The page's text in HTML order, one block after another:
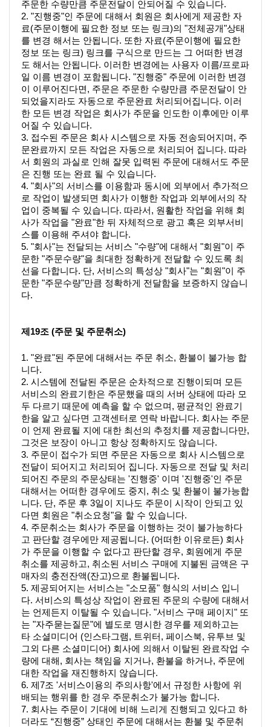
주문한 수량만큼 주문전달이 안되어질 수 있습니다.
2. "진행중"인 주문에 대해서 회원은 회사에게 제공한 자
료(주문이행에 필요한 정보 또는 링크)의 "전체공개"상태
를 변경 해서는 안됩니다. 또한 자료(주문이행에 필요한
정보 또는 링크) 링크를 구식으로 만드는 그 어떠한 변경
도 해서는 안됩니다. 이러한 변경에는 사용자 이름/프로파
일 이름 변경이 포함됩니다. "진행중" 주문에 이러한 변경
이 이루어진다면, 주문은 주문한 수량만큼 주문전달이 안
되었을지라도 자동으로 주문완료 처리되어집니다. 이러
한 모든 변경 작업은 회사가 주문을 인도한 이후에만 이루
어질 수 있습니다.
3. 접수된 주문은 회사 시스템으로 자동 전송되어지며, 주
문완료까지 모든 작업은 자동으로 처리되어 집니다. 따라
서 회원의 과실로 인해 잘못 입력된 주문에 대해서도 주문
은 진행 또는 완료 될 수 있습니다.
4. "회사"의 서비스를 이용함과 동시에 외부에서 추가적으
로 작업이 발생되면 회사가 이행한 작업과 외부에서의 작
업이 중복될 수 있습니다. 따라서, 원활한 작업을 위해 회
사가 작업을 "완료"한 뒤 자체적으로 광고 혹은 외부서비
스를 이용해 주셔야 합니다.
5. "회사"는 전달되는 서비스 "수량"에 대해서 "회원"이 주
문한 "주문수량"을 최대한 정확하게 전달할 수 있도록 최
선을 다합니다. 단, 서비스의 특성상 "회사"는 "회원"이 주
문한 "주문수량"만큼 정확하게 전달함을 보증하지 않습니
다.
제19조 (주문 및 주문취소)
1. "완료"된 주문에 대해서는 주문 취소, 환불이 불가능 합
니다.
2. 시스템에 전달된 주문은 순차적으로 진행이되며 모든
서비스의 완료기한은 주문했을 때의 서버 상태에 따라 모
두 다르기 때문에 예측을 할 수 없으며, 평균적인 완료기
한을 알고 싶다면 고객센터로 연락 바랍니다. 회사는 주문
이 언제 완료될 지에 대한 최선의 추정치를 제공합니다만,
그것은 보장이 아니고 항상 정확하지도 않습니다.
3. 주문이 접수가 되면 주문은 자동으로 회사 시스템으로
전달이 되어지고 처리되어 집니다. 자동으로 전달 및 처리
되어진 주문의 주문상태는 '진행중' 이며 '진행중'인 주문
대해서는 어떠한 경우에도 중지, 취소 및 환불이 불가능합
니다. 단, 주문 후 3일이 지나도 주문이 시작이 안되고 있
다면 회원은 "취소요청"을 할 수 있습니다.
4. 주문취소는 회사가 주문을 이행하는 것이 불가능하다
고 판단할 경우에만 제공됩니다. (어떠한 이유로든) 회사
가 주문을 이행할 수 없다고 판단할 경우, 회원에게 주문
취소를 제공하고, 취소된 서비스 구매에 지불된 금액은 구
매자의 충전잔액(잔고)으로 환불됩니다.
5. 제공되어지는 서비스는 "소모품" 형식의 서비스 입니
다. 서비스의 특성상 작업이 완료된 주문의 수량에 대해서
는 언제든지 이탈될 수 있습니다. "서비스 구매 페이지" 또
는 "자주묻는질문"에 별도로 명시한 경우를 제외하고는
타 소셜미디어 (인스타그램, 트위터, 페이스북, 유투브 및
그외 다른 소셜미디어) 회사에 의해서 이탈된 완료작업 수
량에 대해, 회사는 책임을 지거나, 환불을 하거나, 주문에
대한 작업을 재진행하지 않습니다.
6. 제7조 '서비스이용의 주의사항'에서 규정한 사항에 위
배되는 행위를 한 경우 주문취소가 불가능 합니다.
7. 회사는 주문이 기대에 비해 느리게 진행되고 있다고 하
더라도 “진행중” 상태인 주문에 대해서는 환불 및 주문취